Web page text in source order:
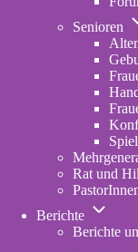
Senioren
Rat und
Berichte
Berichte
Berichte